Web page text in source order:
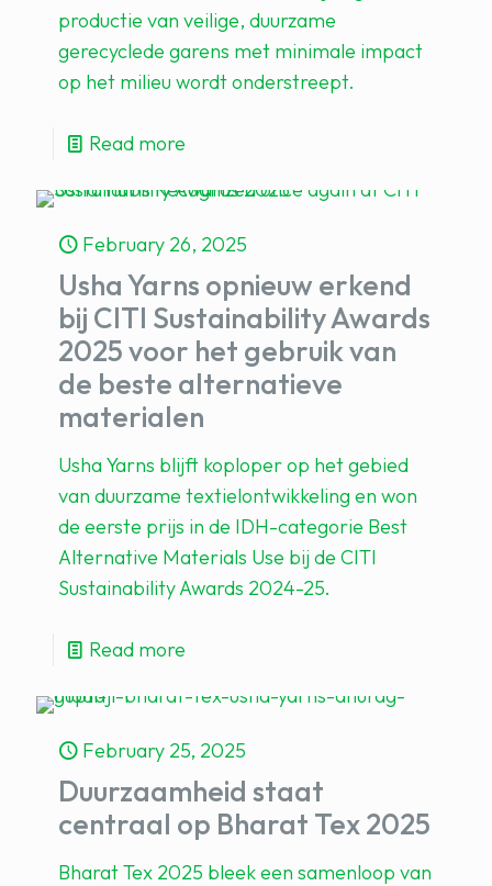
productie van veilige, duurzame
gerecyclede garens met minimale impact
op het milieu wordt onderstreept.
Read more
February 26, 2025
Usha Yarns opnieuw erkend
bij CITI Sustainability Awards
2025 voor het gebruik van
de beste alternatieve
materialen
Usha Yarns blijft koploper op het gebied
van duurzame textielontwikkeling en won
de eerste prijs in de IDH-categorie Best
Alternative Materials Use bij de CITI
Sustainability Awards 2024-25.
Read more
February 25, 2025
Duurzaamheid staat
centraal op Bharat Tex 2025
Bharat Tex 2025 bleek een samenloop van